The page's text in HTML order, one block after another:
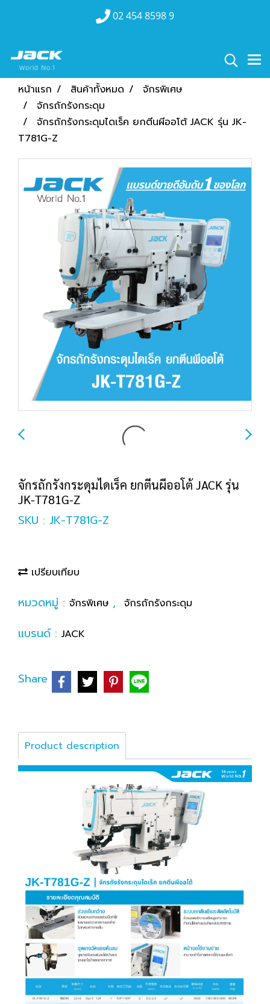
02 454 8598 9
หน้าแรก สินค้าทั้งหมด
จักรพิเศษ
จักรถักรังกระดุม
จักรถักรังกระดุมไดเร็ค ยกตีนผีออโต้ JACK รุ่น JK-
T781G-Z
จักรถักรังกระดุมไดเร็ค ยกตีนผีออโต้ JACK รุ่น
JK-T781G-Z
SKU : JK-T781G-Z
เปรียบเทียบ
หมวดหมู่ : จักรพิเศษ , จักรถักรังกระดุม
แบรนด์ : JACK
Share
Product description